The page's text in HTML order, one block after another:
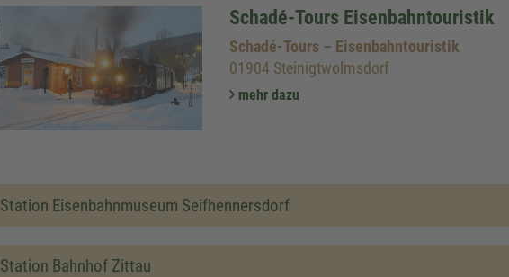
Schadé-Tours Eisenbahntouristik
Schadé-Tours – Eisenbahntouristik
01904 Steinigtwolmsdorf
mehr dazu
Station Eisenbahnmuseum Seifhennersdorf
Station Bahnhof Zittau